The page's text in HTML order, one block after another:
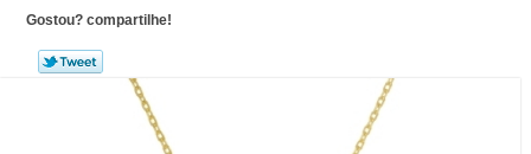
Gostou? compartilhe!